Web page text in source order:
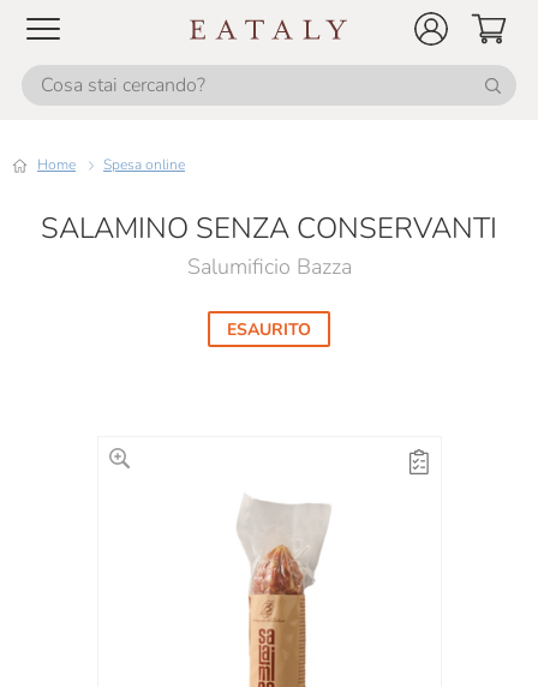
Home Spesa online
SALAMINO SENZA CONSERVANTI
Salumificio Bazza
ESAURITO